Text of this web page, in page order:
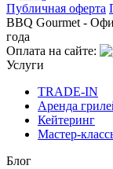
Публичная оферта
BBQ Gourmet -
года
Оплата на сайте:
Услуги
TRADE-IN
Аренда
Кейтеринг
Мастер-
Блог